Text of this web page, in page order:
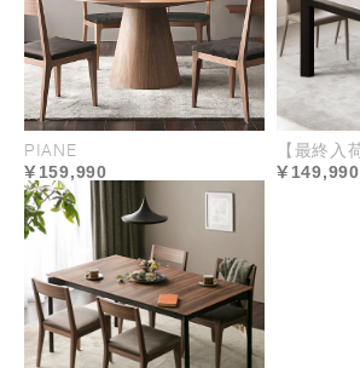
PIANE
159,990 149,990